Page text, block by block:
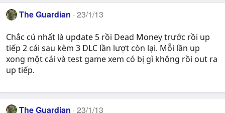
The Guardian 23/1/13
Chắc cú nhất là update 5 rồi Dead Money trước rồi up
tiếp 2 cái sau kèm 3 DLC lần lượt còn lại. Mỗi lần up
xong một cái và test game xem có bị gì không rồi out ra
up tiếp.
The Guardian 23/1/13